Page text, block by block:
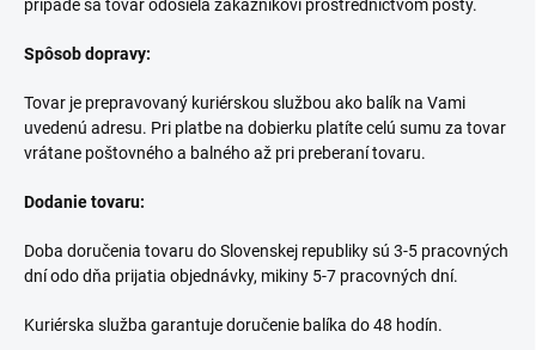
prípade sa tovar odosiela zákazníkovi prostredníctvom pošty.
Spôsob dopravy:
Tovar je prepravovaný kuriérskou službou ako balík na Vami
uvedenú adresu. Pri platbe na dobierku platíte celú sumu za tovar
vrátane poštovného a balného až pri preberaní tovaru.
Dodanie tovaru:
Doba doručenia tovaru do Slovenskej republiky sú 3-5 pracovných
dní odo dňa prijatia objednávky, mikiny 5-7 pracovných dní.
Kuriérska služba garantuje doručenie balíka do 48 hodín.